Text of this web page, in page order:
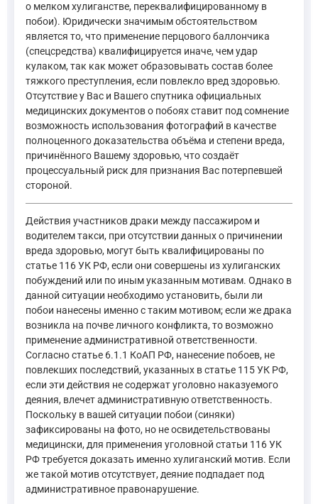
о мелком хулиганстве, переквалифицированному в
побои). Юридически значимым обстоятельством
является то, что применение перцового баллончика
(спецсредства) квалифицируется иначе, чем удар
кулаком, так как может образовывать состав более
тяжкого преступления, если повлекло вред здоровью.
Отсутствие у Вас и Вашего спутника официальных
медицинских документов о побоях ставит под сомнение
возможность использования фотографий в качестве
полноценного доказательства объёма и степени вреда,
причинённого Вашему здоровью, что создаёт
процессуальный риск для признания Вас потерпевшей
стороной.
Действия участников драки между пассажиром и
водителем такси, при отсутствии данных о причинении
вреда здоровью, могут быть квалифицированы по
статье 116 УК РФ, если они совершены из хулиганских
побуждений или по иным указанным мотивам. Однако в
данной ситуации необходимо установить, были ли
побои нанесены именно с таким мотивом; если же драка
возникла на почве личного конфликта, то возможно
применение административной ответственности.
Согласно статье 6.1.1 КоАП РФ, нанесение побоев, не
повлекших последствий, указанных в статье 115 УК РФ,
если эти действия не содержат уголовно наказуемого
деяния, влечет административную ответственность.
Поскольку в вашей ситуации побои (синяки)
зафиксированы на фото, но не освидетельствованы
медицински, для применения уголовной статьи 116 УК
РФ требуется доказать именно хулиганский мотив. Если
же такой мотив отсутствует, деяние подпадает под
административное правонарушение.